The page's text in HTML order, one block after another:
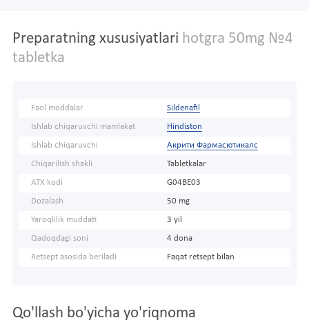
Preparatning xususiyatlari hotgra 50mg №4
tabletka
Faol moddalar Sildenafil
Ishlab chiqaruvchi mamlakat Hindiston
Ishlab chiqaruvchi Акрити Фармасютикалс
Chiqarilish shakli Tabletkalar
ATX kodi G04BE03
Dozalash 50 mg
Yaroqlilik muddati 3 yil
Qadoqdagi soni 4 dona
Retsept asosida beriladi Faqat retsept bilan
Qo'llash bo'yicha yo'riqnoma